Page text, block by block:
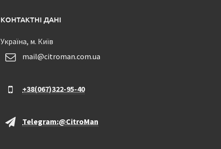
КОНТАКТНІ ДАНІ
Україна, м. Київ
mail@citroman.com.ua
+38(067)322-95-40
Telegram:@CitroMan